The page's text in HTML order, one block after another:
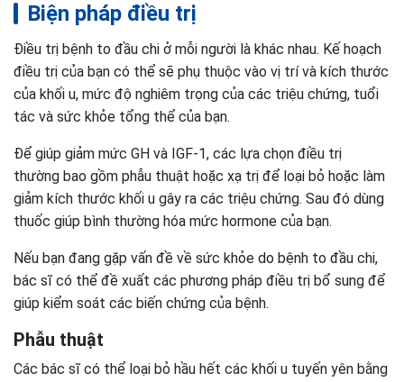
Biện pháp điều trị
Điều trị bệnh to đầu chi ở mỗi người là khác nhau. Kế hoạch
điều trị của bạn có thể sẽ phụ thuộc vào vị trí và kích thước
của khối u, mức độ nghiêm trọng của các triệu chứng, tuổi
tác và sức khỏe tổng thể của bạn.
Để giúp giảm mức GH và IGF-1, các lựa chọn điều trị
thường bao gồm phẫu thuật hoặc xạ trị để loại bỏ hoặc làm
giảm kích thước khối u gây ra các triệu chứng. Sau đó dùng
thuốc giúp bình thường hóa mức hormone của bạn.
Nếu bạn đang gặp vấn đề về sức khỏe do bệnh to đầu chi,
bác sĩ có thể đề xuất các phương pháp điều trị bổ sung để
giúp kiểm soát các biến chứng của bệnh.
Phẫu thuật
Các bác sĩ có thể loại bỏ hầu hết các khối u tuyến yên bằng